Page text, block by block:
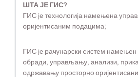
ШТА ЈЕ ГИС?
ГИС је технологија намењена
оријентисаним подацима;
ГИС је рачунарски систем
обради, управљању, анализи,
одржавању просторно